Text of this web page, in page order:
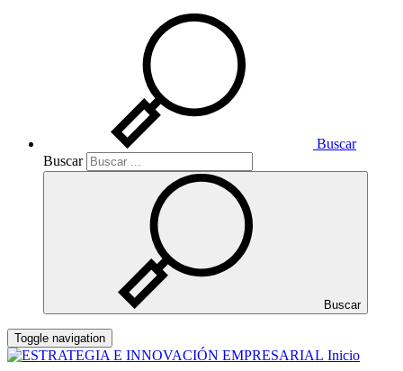
Buscar
Buscar
Buscar
Toggle navigation
Inicio